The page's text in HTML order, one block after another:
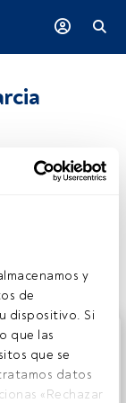
y
de
dispositivo. Si
que las
que se
datos
«Rechazar
registrados
desde el
a
que ofrece